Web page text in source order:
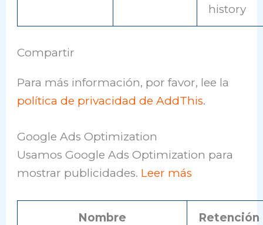
history
Compartir
Para más información, por favor, lee la
política de privacidad de AddThis.
Google Ads Optimization
Usamos Google Ads Optimization para
mostrar publicidades. Leer más
Nombre Retención